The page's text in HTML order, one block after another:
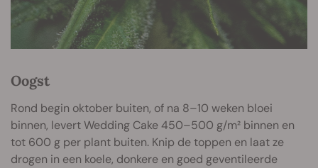
Oogst
Rond begin oktober buiten, of na 8–10 weken bloei
binnen, levert Wedding Cake 450–500 g/m² binnen en
tot 600 g per plant buiten. Knip de toppen en laat ze
drogen in een koele, donkere en goed geventileerde